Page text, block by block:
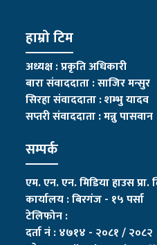
हाम्रो टिम
अध्यक्ष : प्रकृति अधिकारी
बारा संवाददाता : साजिर मन्सुर
सिरहा संवाददाता : शम्भु यादव
सप्तरी संवाददाता:मन्नु पासवान
सम्पर्क
एम. एन. एन. मिडिया हाउस प्रा.
कार्यालय : बिरगंज - १५ पर्सा
टेलिफोन :
दर्ता नं : ४७१४ - २०८१ / २०८२